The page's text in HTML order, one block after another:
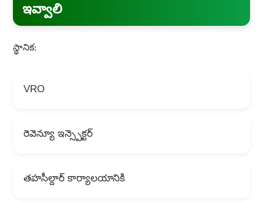
ఇవ్వాలి
స్థానిక:
VRO
రెవెన్యూ ఇన్స్పెక్టర్
తహసీల్దార్ కార్యాలయానికి